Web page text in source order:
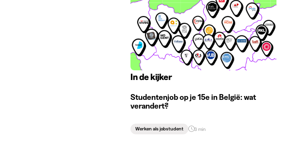
In de kijker
Studentenjob op je 15e in België: wat
verandert?
Werken als jobstudent 3 min